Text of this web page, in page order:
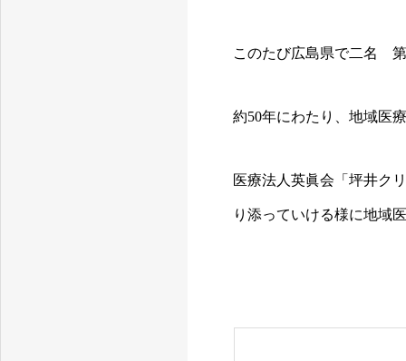
このたび広島県で二名
約50年にわたり、地域医
医療法人英眞会「坪井ク
り添っていける様に地域